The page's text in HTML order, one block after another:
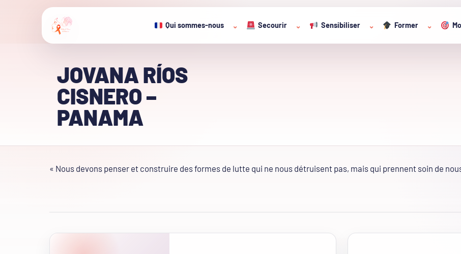
Qui sommes-nous ⌄ Secourir ⌄ Sensibiliser ⌄ Former ⌄
JOVANA RÍOS
CISNERO –
PANAMA
« Nous devons penser et construire des formes de lutte qui ne nous détruisent pas, mais qui prennent soin de